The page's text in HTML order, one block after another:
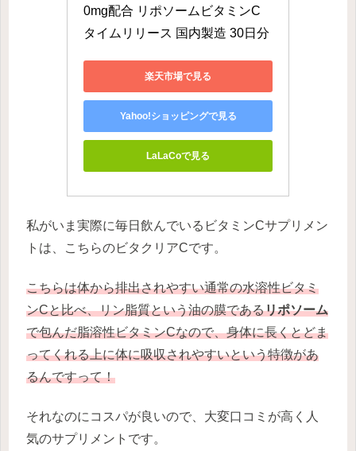
0mg配合 リポソームビタミンC
タイムリリース 国内製造 30日分
楽天市場で見る
Yahoo!ショッピングで見る
LaLaCoで見る
私がいま実際に毎日飲んでいるビタミンCサプリメン
トは、こちらのビタクリアCです。
こちらは体から排出されやすい通常の水溶性ビタミ
ンCと比べ、リン脂質という油の膜であるリポソーム
で包んだ脂溶性ビタミンCなので、身体に長くとどま
ってくれる上に体に吸収されやすいという特徴があ
るんですって！
それなのにコスパが良いので、大変口コミが高く人
気のサプリメントです。